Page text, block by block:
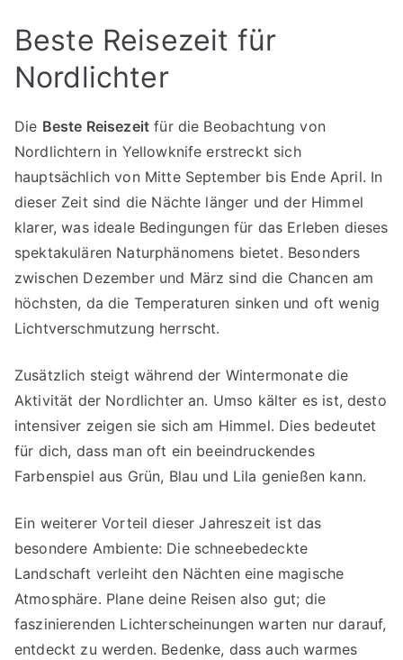
Beste Reisezeit für
Nordlichter
Die Beste Reisezeit für die Beobachtung von
Nordlichtern in Yellowknife erstreckt sich
hauptsächlich von Mitte September bis Ende April. In
dieser Zeit sind die Nächte länger und der Himmel
klarer, was ideale Bedingungen für das Erleben dieses
spektakulären Naturphänomens bietet. Besonders
zwischen Dezember und März sind die Chancen am
höchsten, da die Temperaturen sinken und oft wenig
Lichtverschmutzung herrscht.
Zusätzlich steigt während der Wintermonate die
Aktivität der Nordlichter an. Umso kälter es ist, desto
intensiver zeigen sie sich am Himmel. Dies bedeutet
für dich, dass man oft ein beeindruckendes
Farbenspiel aus Grün, Blau und Lila genießen kann.
Ein weiterer Vorteil dieser Jahreszeit ist das
besondere Ambiente: Die schneebedeckte
Landschaft verleiht den Nächten eine magische
Atmosphäre. Plane deine Reisen also gut; die
faszinierenden Lichterscheinungen warten nur darauf,
entdeckt zu werden. Bedenke, dass auch warmes